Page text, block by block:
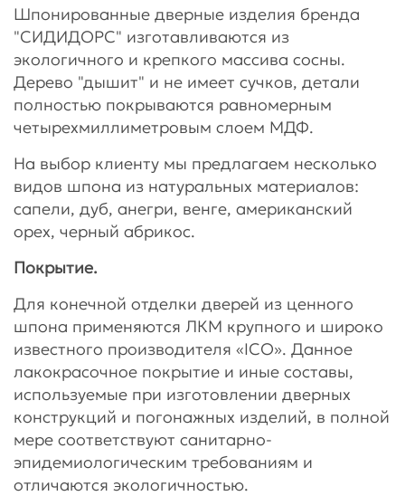
Шпонированные дверные изделия бренда
"СИДИДОРС" изготавливаются из
экологичного и крепкого массива сосны.
Дерево "дышит" и не имеет сучков, детали
полностью покрываются равномерным
четырехмиллиметровым слоем МДФ.
На выбор клиенту мы предлагаем несколько
видов шпона из натуральных материалов:
сапели, дуб, анегри, венге, американский
орех, черный абрикос.
Покрытие.
Для конечной отделки дверей из ценного
шпона применяются ЛКМ крупного и широко
известного производителя «ICO». Данное
лакокрасочное покрытие и иные составы,
используемые при изготовлении дверных
конструкций и погонажных изделий, в полной
мере соответствуют санитарно-
эпидемиологическим требованиям и
отличаются экологичностью.